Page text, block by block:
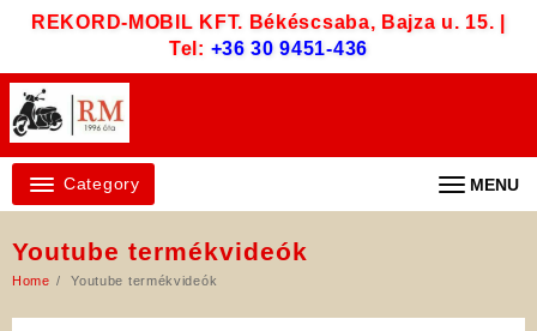
REKORD-MOBIL KFT. Békéscsaba, Bajza u. 15. |
Tel: +36 30 9451-436
Category MENU
Youtube termékvideók
Home Youtube termékvideók